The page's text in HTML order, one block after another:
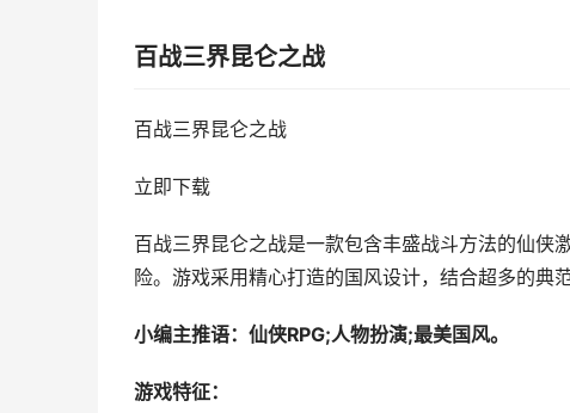
百战三界昆仑之战
百战三界昆仑之战
立即下载
百战三界昆仑之战是一款包含丰盛战斗方法的仙侠
险。游戏采用精心打造的国风设计，结合超多的典
小编主推语：仙侠RPG;人物扮演;最美国风。
游戏特征：